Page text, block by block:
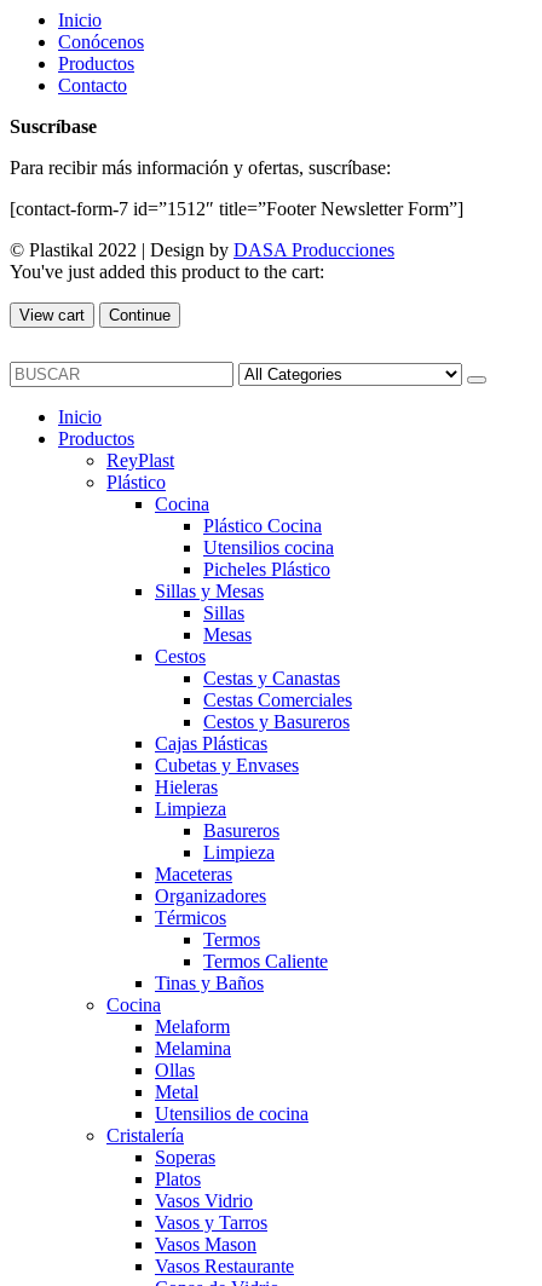
Inicio
Conócenos
Productos
Contacto
Suscríbase
Para recibir más información y ofertas, suscríbase:
[contact-form-7 id=”1512″ title=”Footer Newsletter Form”]
© Plastikal 2022 | Design by DASA Producciones
You've just added this product to the cart:
View cart Continue
Inicio
Productos
ReyPlast
Plástico
Cocina
Plástico Cocina
Utensilios cocina
Picheles Plástico
Sillas y Mesas
Sillas
Mesas
Cestos
Cestas y Canastas
Cestas Comerciales
Cestos y Basureros
Cajas Plásticas
Cubetas y Envases
Hieleras
Limpieza
Basureros
Limpieza
Maceteras
Organizadores
Térmicos
Termos
Termos Caliente
Tinas y Baños
Cocina
Melaform
Melamina
Ollas
Metal
Utensilios de cocina
Cristalería
Soperas
Platos
Vasos Vidrio
Vasos y Tarros
Vasos Mason
Vasos Restaurante